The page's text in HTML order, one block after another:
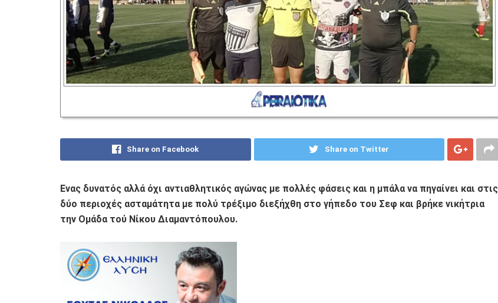
Share on Facebook Share on Twitter
Ενας δυνατός αλλά όχι αντιαθλητικός αγώνας με πολλές φάσεις και η μπάλα να πηγαίνει και στις
δύο περιοχές ασταμάτητα με πολύ τρέξιμο διεξήχθη στο γήπεδο του Σεφ και βρήκε νικήτρια
την Ομάδα τού Νίκου Διαμαντόπουλου.